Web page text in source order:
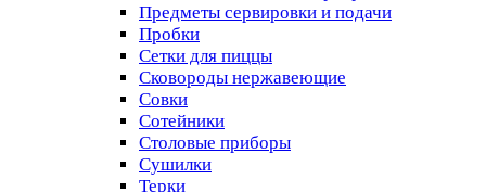
Предметы сервировки и подачи
Пробки
Сетки для пиццы
Сковороды нержавеющие
Совки
Сотейники
Столовые приборы
Сушилки
Терки